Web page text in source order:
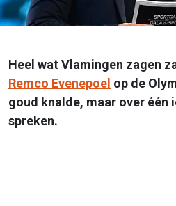
Heel wat Vlamingen zagen
Remco Evenepoel op de
goud knalde, maar over één
spreken.